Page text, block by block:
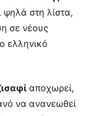
ψηλά στη λίστα,
σε νέους
ελληνικό
αποχωρεί,
να ανανεωθεί